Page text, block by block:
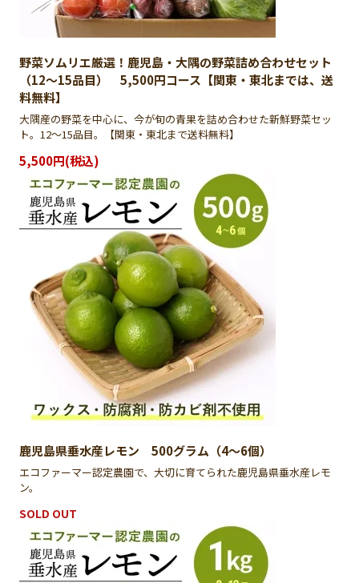
野菜ソムリエ厳選！鹿児島・大隅の野菜詰め合わせセット
（12〜15品目） 5,500円コース【関東・東北までは、送
料無料】
大隅産の野菜を中心に、今が旬の青果を詰め合わせた新鮮野菜セッ
ト。12〜15品目。【関東・東北まで送料無料】
5,500円(税込)
鹿児島県垂水産レモン 500グラム（4〜6個）
エコファーマー認定農園で、大切に育てられた鹿児島県垂水産レモ
ン。
SOLD OUT